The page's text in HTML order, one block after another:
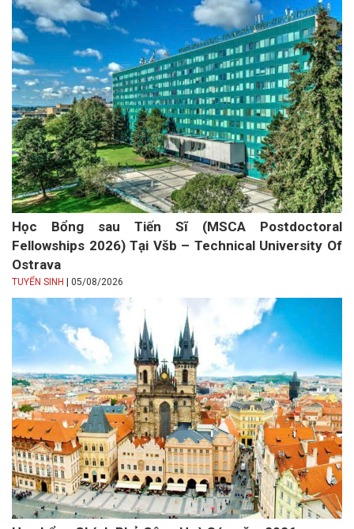
Học Bổng sau Tiến Sĩ (MSCA Postdoctoral
Fellowships 2026) Tại Všb – Technical University Of
Ostrava
TUYỂN SINH | 05/08/2026